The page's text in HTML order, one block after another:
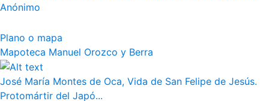
Anónimo
Plano o mapa
Mapoteca Manuel Orozco y Berra
José María Montes de Oca, Vida de San Felipe de Jesús.
Protomártir del Japó...